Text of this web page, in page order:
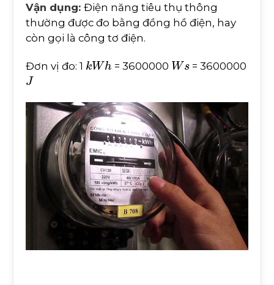
Vận dụng: Điện năng tiêu thụ thông
thường được đo bằng đồng hồ điện, hay
còn gọi là công tơ điện.
Đơn vị đo: 1 kWh = 3600000 Ws = 3600000
J